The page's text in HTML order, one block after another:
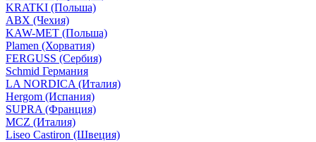
KRATKI (Польша)
ABX (Чехия)
KAW-MET (Польша)
Plamen (Хорватия)
FERGUSS (Сербия)
Schmid Германия
LA NORDICA (Италия)
Hergom (Испания)
SUPRA (Франция)
MCZ (Италия)
Liseo Castiron (Швеция)